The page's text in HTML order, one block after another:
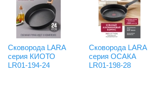
Сковорода LARA
серия КИОТО
LR01-194-24
Сковорода LARA
серия ОСАКА
LR01-198-28